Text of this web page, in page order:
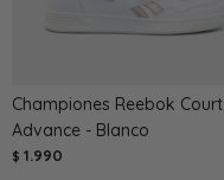
Championes Reebok Court
Advance - Blanco
$ 1.990